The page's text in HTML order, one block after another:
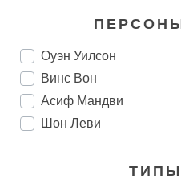
Оуэн Уилсон
Винс Вон
Асиф Мандви
Шон Леви